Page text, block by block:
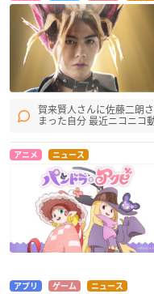
賀来賢人さんに佐藤二朗
まった自分 最近ニコニコ
アニメ ニュース
アプリ ゲーム ニュース